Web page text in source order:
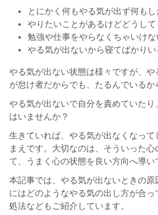
とにかく何もやる気が出ず何も
やりたいことがあるけどどうし
勉強や仕事をやらなくちゃいけ
やる気が出ないから寝てばかりい
やる気が出ない状態は様々ですが、や
が怠け者だからでも、たるんでいるか
やる気が出ないで自分を責めていた
はいませんか？
生きていれば、やる気が出なくなって
まえです。大切なのは、そういった
て、うまく心の状態を良い方向へ導い
本記事では、やる気が出ないときの
にはどのようなやる気の出し方が合
処法などもご紹介しています。